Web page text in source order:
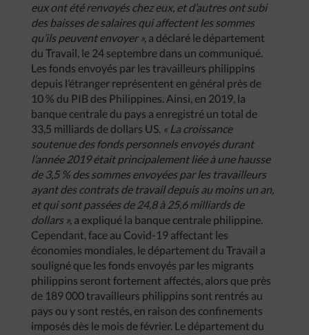
eux ont été renvoyés chez eux, et d’autres ont subi
des baisses de salaires qui affectent les sommes
qu’ils peuvent envoyer », a déclaré le département
du Travail, le 24 septembre dans un communiqué.
Les fonds envoyés par les travailleurs philippins
depuis l’étranger représentent en général près de
10 % du PIB des Philippines. Ainsi, en 2019, la
banque centrale du pays a enregistré un total de
33,5 milliards de dollars US. « La croissance
soutenue des fonds personnels envoyés durant
l’année 2019 était principalement liée à une hausse
de 3,5 % des sommes envoyées par les travailleurs
ayant des contrats de travail depuis au moins un an,
et qui sont passées de 24,8 à 25,6 milliards de
dollars », a expliqué la banque centrale philippine.
Cependant, face au Covid-19 affectant les
économies mondiales, le département du Travail a
souligné que les fonds envoyés par les migrants
philippins seront fortement affectés, alors que près
de 189 000 travailleurs philippins sont rentrés au
pays ou y sont restés, en raison des confinements
imposés dès le mois de février. Le département du